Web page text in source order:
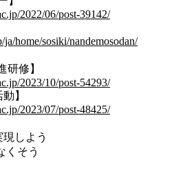
2022/06/post-39142/
ja/home/sosiki/nandemosodan/
研修】
2023/10/post-54293/
】
2023/07/post-48425/
しよう
くそう